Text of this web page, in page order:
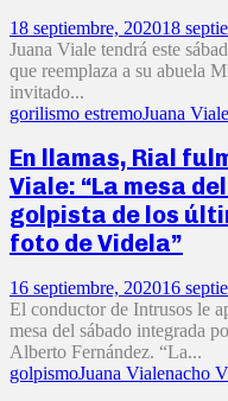
18 septiembre, 202018
Juana Viale tendrá este
que reemplaza a su abuela
invitado...
gorilismo estremoJuana Viale
En llamas, Rial
Viale: “La mesa
golpista de los
foto de Videla”
16 septiembre, 202016
El conductor de Intrusos le
mesa del sábado integrada
Alberto Fernández. “La...
golpismoJuana Vialenacho